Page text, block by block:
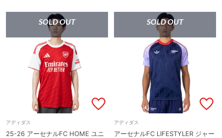
SOLD OUT
アディダス
25-26 アーセナルFC HOME ユニ
SOLD OUT
アディダス
アーセナルFC LIFESTYLER ジャー